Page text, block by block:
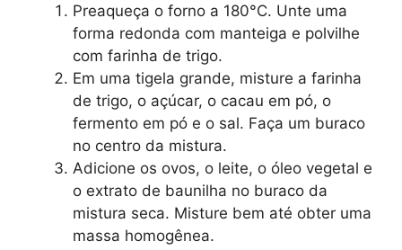
Preaqueça o forno a 180°C. Unte uma
forma redonda com manteiga e polvilhe
com farinha de trigo.
Em uma tigela grande, misture a farinha
de trigo, o açúcar, o cacau em pó, o
fermento em pó e o sal. Faça um buraco
no centro da mistura.
Adicione os ovos, o leite, o óleo vegetal e
o extrato de baunilha no buraco da
mistura seca. Misture bem até obter uma
massa homogênea.